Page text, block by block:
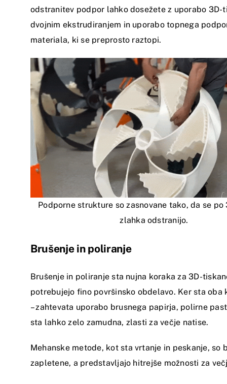
odstranitev podpor lahko dosežete z uporabo 3D-
dvojnim ekstrudiranjem in uporabo topnega
materiala, ki se preprosto raztopi.
Podporne strukture so zasnovane tako, da se po
zlahka odstranijo.
Brušenje in poliranje
Brušenje in poliranje sta nujna koraka za 3D-
potrebujejo fino površinsko obdelavo. Ker sta oba
– zahtevata uporabo brusnega papirja, polirne
sta lahko zelo zamudna, zlasti za večje natise.
Mehanske metode, kot sta vrtanje in peskanje, so
zapletene, a predstavljajo hitrejše možnosti za